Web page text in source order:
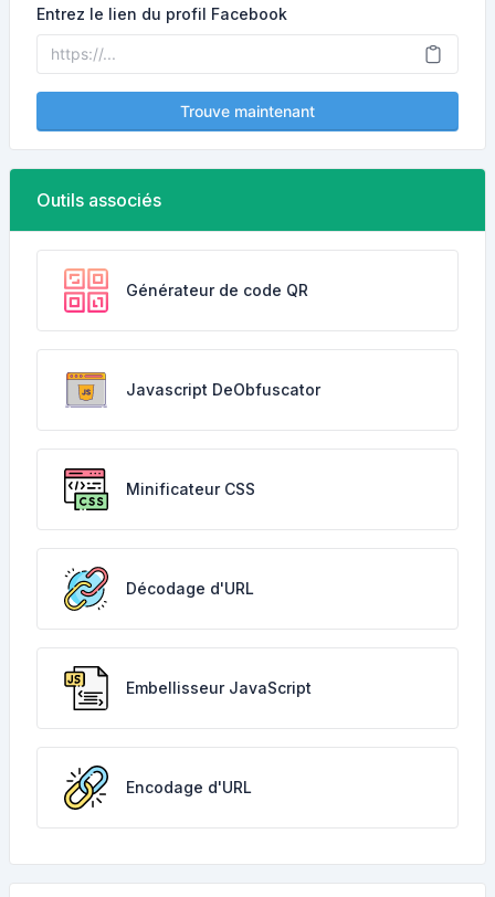
Entrez le lien du profil Facebook
Trouve maintenant
Outils associés
Générateur de code QR
Javascript DeObfuscator
Minificateur CSS
Décodage d'URL
Embellisseur JavaScript
Encodage d'URL